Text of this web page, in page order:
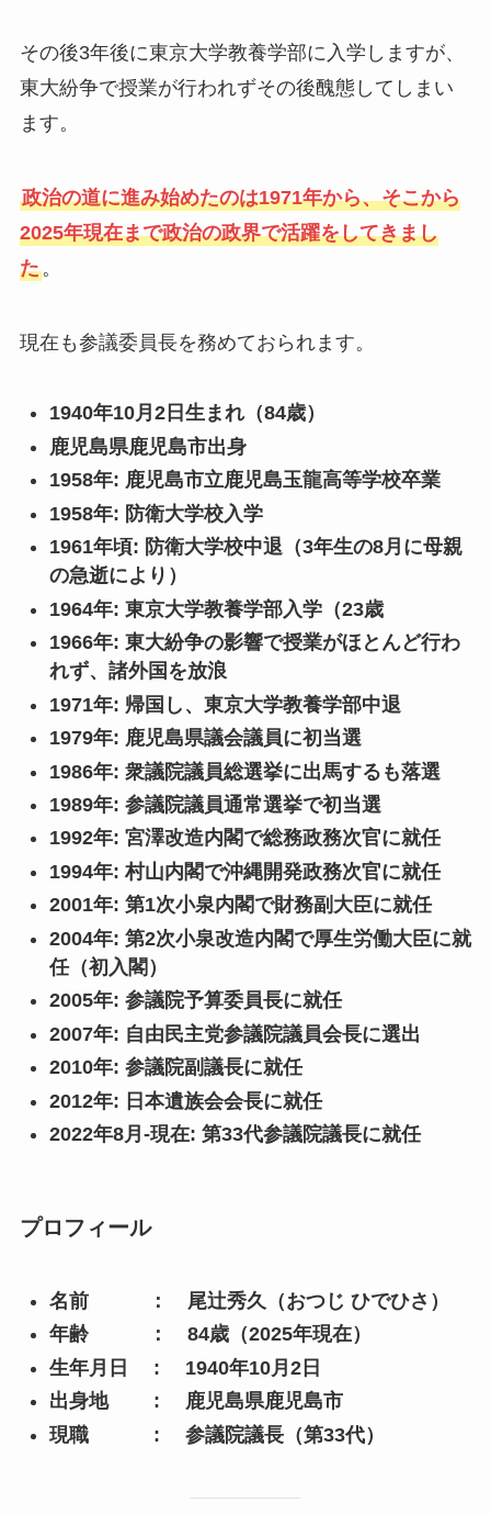
その後3年後に東京大学教養学部に入学しますが、
東大紛争で授業が行われずその後醜態してしまい
ます。
政治の道に進み始めたのは1971年から、そこから
2025年現在まで政治の政界で活躍をしてきまし
た。
現在も参議委員長を務めておられます。
1940年10月2日生まれ（84歳）
鹿児島県鹿児島市出身
1958年: 鹿児島市立鹿児島玉龍高等学校卒業
1958年: 防衛大学校入学
1961年頃: 防衛大学校中退（3年生の8月に母親
の急逝により）
1964年: 東京大学教養学部入学（23歳
1966年: 東大紛争の影響で授業がほとんど行わ
れず、諸外国を放浪
1971年: 帰国し、東京大学教養学部中退
1979年: 鹿児島県議会議員に初当選
1986年: 衆議院議員総選挙に出馬するも落選
1989年: 参議院議員通常選挙で初当選
1992年: 宮澤改造内閣で総務政務次官に就任
1994年: 村山内閣で沖縄開発政務次官に就任
2001年: 第1次小泉内閣で財務副大臣に就任
2004年: 第2次小泉改造内閣で厚生労働大臣に就
任（初入閣）
2005年: 参議院予算委員長に就任
2007年: 自由民主党参議院議員会長に選出
2010年: 参議院副議長に就任
2012年: 日本遺族会会長に就任
2022年8月-現在: 第33代参議院議長に就任
プロフィール
名前 ： 尾辻秀久（おつじ ひでひさ）
年齢 ： 84歳（2025年現在）
生年月日 : 1940年10月2日
出身地 : 鹿児島県鹿児島市
現職 : 参議院議長（第33代）